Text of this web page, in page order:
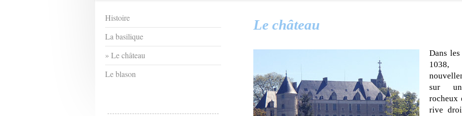
Le château
Dans
1038,
sur un
rocheux
rive
Histoire
La basilique
Le château
Le blason